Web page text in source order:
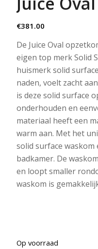
€381.00
De Juice Oval
eigen top merk Solid
huismerk solid
naden, voelt zacht
is deze solid surface
onderhouden en
materiaal heeft een
warm aan. Met het
solid surface
badkamer. De
en loopt smaller
waskom is
Op voorraad